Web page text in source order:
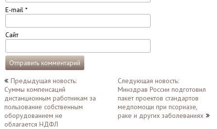
E-mail *
Сайт
Навигация
по
записям
Предыдущая новость:
Суммы компенсаций
дистанционным работникам за
пользование собственным
оборудованием не
облагается НДФЛ
Следующая новость:
Минздрав России подготовил
пакет проектов стандартов
медпомощи при псориазе,
раке и других заболеваниях